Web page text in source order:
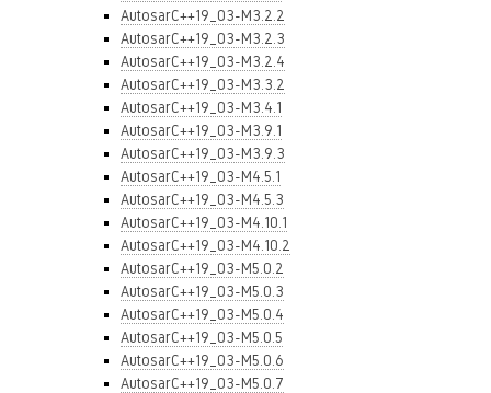
AutosarC++19_03-M3.2.2
AutosarC++19_03-M3.2.3
AutosarC++19_03-M3.2.4
AutosarC++19_03-M3.3.2
AutosarC++19_03-M3.4.1
AutosarC++19_03-M3.9.1
AutosarC++19_03-M3.9.3
AutosarC++19_03-M4.5.1
AutosarC++19_03-M4.5.3
AutosarC++19_03-M4.10.1
AutosarC++19_03-M4.10.2
AutosarC++19_03-M5.0.2
AutosarC++19_03-M5.0.3
AutosarC++19_03-M5.0.4
AutosarC++19_03-M5.0.5
AutosarC++19_03-M5.0.6
AutosarC++19_03-M5.0.7